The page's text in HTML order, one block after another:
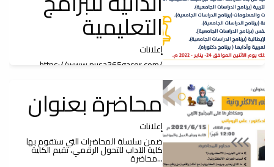
التعليمية
إعلانات
https://www.nusa365gacor.com/
محاضرة بعنوان
إعلانات
ضمن سلسلة المحاضرات التي ستقوم بها
كلية الآداب للتحول الرقمي، تقيم الكلية
محاضرة...